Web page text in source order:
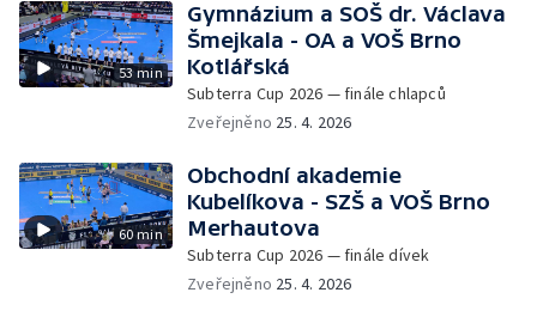
53 min
Gymnázium a SOŠ dr. Václava
Šmejkala - OA a VOŠ Brno
Kotlářská
Subterra Cup 2026 — finále chlapců
Zveřejněno 25. 4. 2026
60 min
Obchodní akademie
Kubelíkova - SZŠ a VOŠ Brno
Merhautova
Subterra Cup 2026 — finále dívek
Zveřejněno 25. 4. 2026